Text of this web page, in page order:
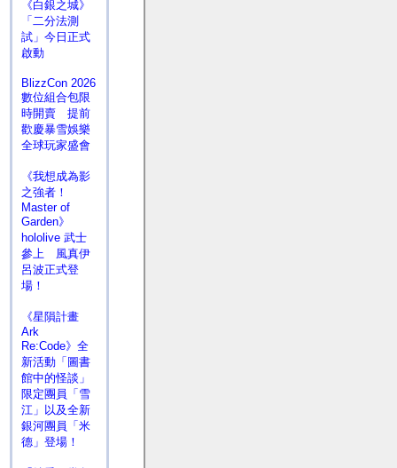
《白銀之城》
「二分法測
試」今日正式
啟動
BlizzCon 2026
數位組合包限
時開賣 提前
歡慶暴雪娛樂
全球玩家盛會
《我想成為影
之強者！
Master of
Garden》
hololive 武士
參上 風真伊
呂波正式登
場！
《星隕計畫
Ark
Re:Code》全
新活動「圖書
館中的怪談」
限定團員「雪
江」以及全新
銀河團員「米
德」登場！